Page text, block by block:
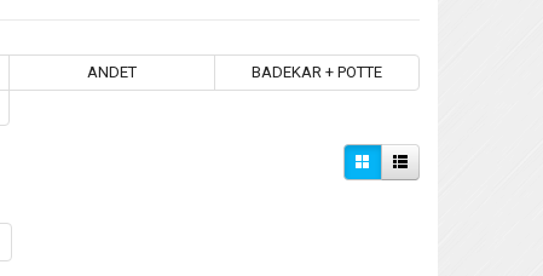
ANDET
BADEKAR + POTTE